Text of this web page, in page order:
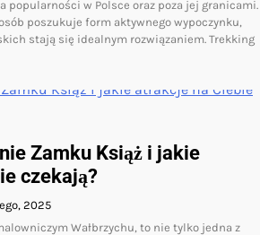
popularności w Polsce oraz poza jej granicami.
poszukuje form aktywnego wypoczynku,
stają się idealnym rozwiązaniem. Trekking
Zamku Książ i jakie
czekają?
2025
Wałbrzychu, to nie tylko jedna z